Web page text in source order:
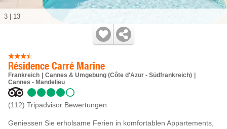
Résidence Carré Marine
Frankreich
Cannes & Umgebung (Côte d'Azur - Südfrankreich)
Cannes - Mandelieu
(112) Tripadvisor Bewertungen
Geniessen Sie erholsame Ferien in komfortablen Appartements,
3 13